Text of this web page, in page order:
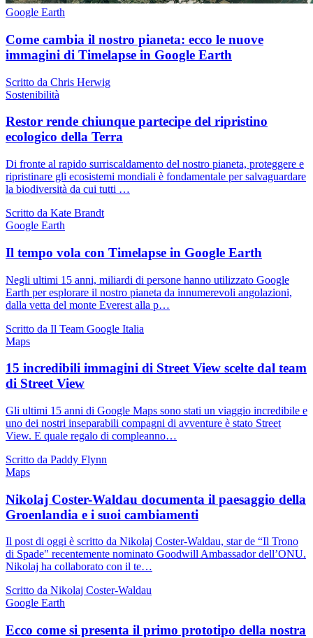
Google Earth
Come cambia il nostro pianeta: ecco le nuove
immagini di Timelapse in Google Earth
Scritto da Chris Herwig
Sostenibilità
Restor rende chiunque partecipe del ripristino
ecologico della Terra
Di fronte al rapido surriscaldamento del nostro pianeta, proteggere e
ripristinare gli ecosistemi mondiali è fondamentale per salvaguardare
la biodiversità da cui tutti …
Scritto da Kate Brandt
Google Earth
Il tempo vola con Timelapse in Google Earth
Negli ultimi 15 anni, miliardi di persone hanno utilizzato Google
Earth per esplorare il nostro pianeta da innumerevoli angolazioni,
dalla vetta del monte Everest alla p…
Scritto da Il Team Google Italia
Maps
15 incredibili immagini di Street View scelte dal team
di Street View
Gli ultimi 15 anni di Google Maps sono stati un viaggio incredibile e
uno dei nostri inseparabili compagni di avventure è stato Street
View. E quale regalo di compleanno…
Scritto da Paddy Flynn
Maps
Nikolaj Coster-Waldau documenta il paesaggio della
Groenlandia e i suoi cambiamenti
Il post di oggi è scritto da Nikolaj Coster-Waldau, star de “Il Trono
di Spade" recentemente nominato Goodwill Ambassador dell’ONU.
Nikolaj ha collaborato con il te…
Scritto da Nikolaj Coster-Waldau
Google Earth
Ecco come si presenta il primo prototipo della nostra